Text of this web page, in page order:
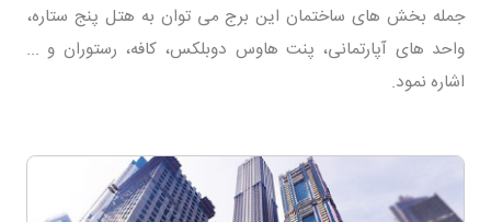
جمله بخش های ساختمان این برج می توان به هتل پنج ستاره،
واحد های آپارتمانی، پنت هاوس دوبلکس، کافه، رستوران و ...
اشاره نمود.